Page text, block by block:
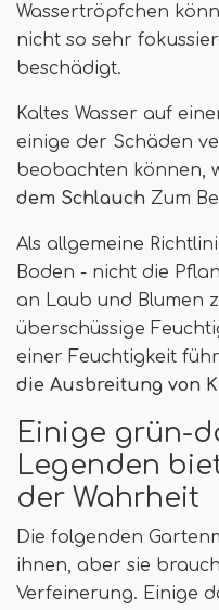
Wassertröpfchen
nicht so sehr
beschädigt.
Kaltes Wasser auf
einige der Schäden
beobachten können,
dem Schlauch Zum
Als allgemeine
Boden - nicht die
an Laub und Blumen
überschüssige
einer Feuchtigkeit
die Ausbreitung von
Einige grün-
Legenden
der Wahrheit
Die folgenden
ihnen, aber sie
Verfeinerung. Einige